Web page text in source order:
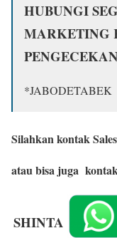
HUBUNGI
MARKETING
*JABODETABEK
Silahkan kontak
atau bisa juga
SHINTA